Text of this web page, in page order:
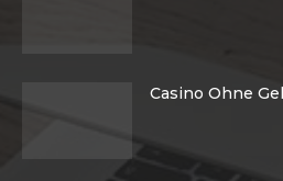
Casino Ohne